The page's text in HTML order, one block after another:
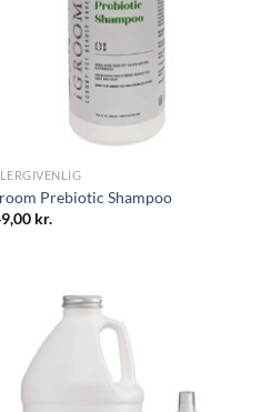
Prebiotic Shampoo
kr.